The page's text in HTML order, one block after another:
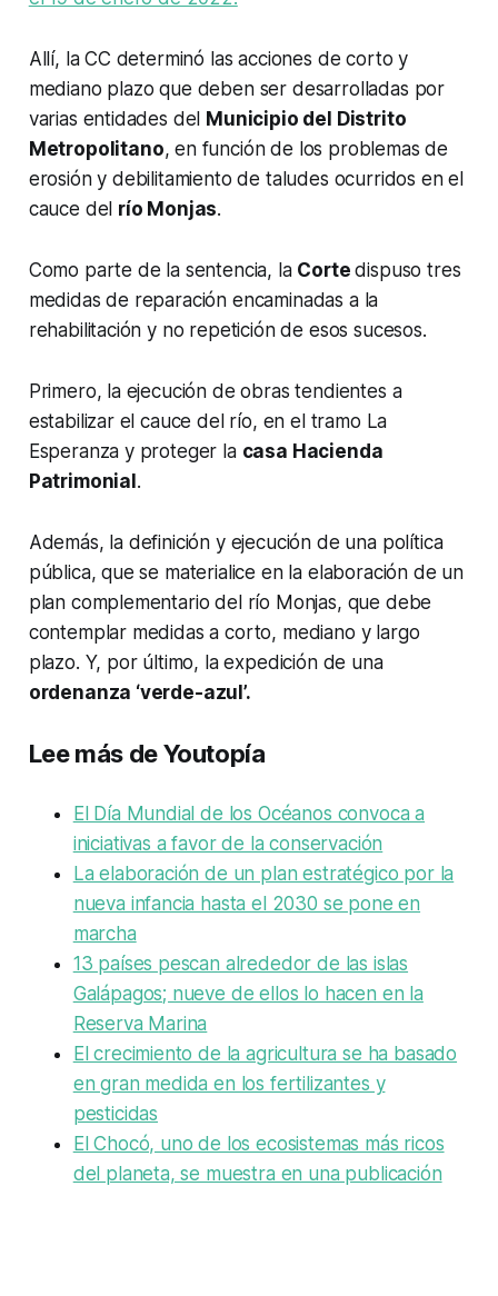
Allí, la CC determinó las acciones de corto y
mediano plazo que deben ser desarrolladas por
varias entidades del Municipio del Distrito
Metropolitano, en función de los problemas de
erosión y debilitamiento de taludes ocurridos en el
cauce del río Monjas.
Como parte de la sentencia, la Cortedispuso tres
medidas de reparación encaminadas a la
rehabilitación y no repetición de esos sucesos.
Primero, la ejecución de obras tendientes a
estabilizar el cauce del río, en el tramo La
Esperanza y proteger la casa Hacienda
Patrimonial.
Además, la definición y ejecución de una política
pública, que se materialice en la elaboración de un
plan complementario del río Monjas, que debe
contemplar medidas a corto, mediano y largo
plazo. Y, por último, la expedición de una
ordenanza ‘verde-azul’.
Lee más de Youtopía
El Día Mundial de los Océanos convoca a
iniciativas a favor de la conservación
La elaboración de un plan estratégico por la
nueva infancia hasta el 2030 se pone en
marcha
13 países pescan alrededor de las islas
Galápagos; nueve de ellos lo hacen en la
Reserva Marina
El crecimiento de la agricultura se ha basado
en gran medida en los fertilizantes y
pesticidas
El Chocó, uno de los ecosistemas más ricos
del planeta, se muestra en una publicación